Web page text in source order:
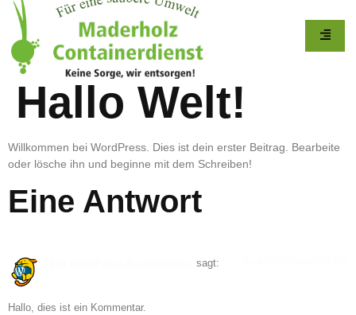
Hallo Welt!
Willkommen bei WordPress. Dies ist dein erster Beitrag. Bearbeite
oder lösche ihn und beginne mit dem Schreiben!
Eine Antwort
sagt:
Hallo, dies ist ein Kommentar.